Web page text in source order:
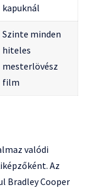
kapuknál
Szinte minden
hiteles
mesterlövész
film
valódi
Az
Bradley Cooper